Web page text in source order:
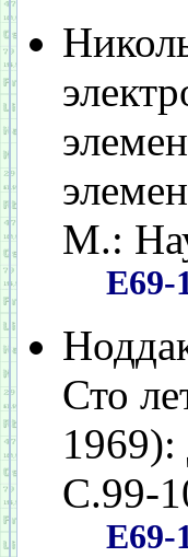
М.:
Е69-
Сто
С.99-
Е69-